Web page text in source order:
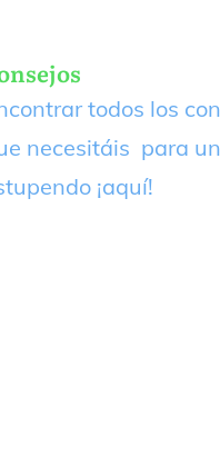
todos los
necesitáis para
¡aquí!